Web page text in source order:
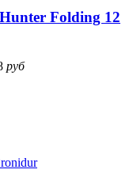
Folding 12
руб